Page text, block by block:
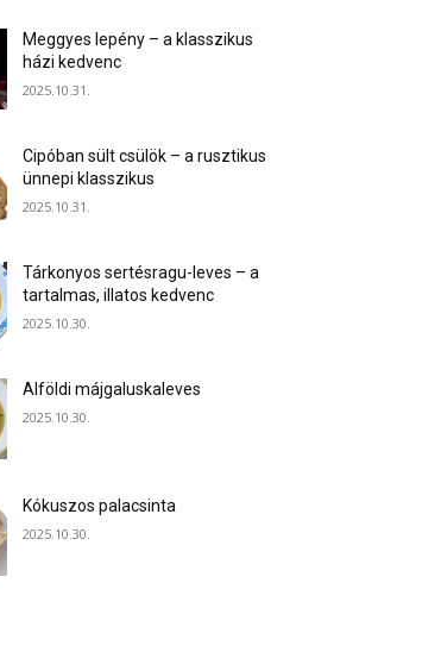
Meggyes lepény – a klasszikus
házi kedvenc
2025.10.31.
Cipóban sült csülök – a rusztikus
ünnepi klasszikus
2025.10.31.
Tárkonyos sertésragu-leves – a
tartalmas, illatos kedvenc
2025.10.30.
Alföldi májgaluskaleves
2025.10.30.
Kókuszos palacsinta
2025.10.30.